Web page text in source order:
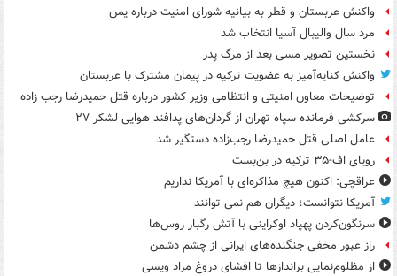
واکنش عربستان و قطر به بیانیه شورای امنیت درباره یمن
مرد سال والیبال آسیا انتخاب شد
نخستین تصویر مسی بعد از مرگ پدر
واکنش کنایه‌آمیز به عضویت ترکیه در پیمان مشترک با عربستان
توضیحات معاون امنیتی و انتظامی وزیر کشور درباره قتل حمیدرضا رجب زاده
سرکشی فرمانده سپاه تهران از گردان‌های پدافند هوایی لشکر ۲۷
عامل اصلی قتل حمیدرضا رجب‌زاده دستگیر شد
رویای اف-۳۵ ترکیه در بن‌بست
عراقچی: اکنون هیچ مذاکره‌ای با آمریکا نداریم
آمریکا نتوانست؛ دیگران هم نمی توانند
سرنگون‌کردن پهپاد اوکراینی با آتش رگبار روس‌ها
راز عبور مخفی جنگنده‌های ایرانی از چشم دشمن
از مظلوم‌نمایی براندازها تا افشای دروغ مراد ویسی